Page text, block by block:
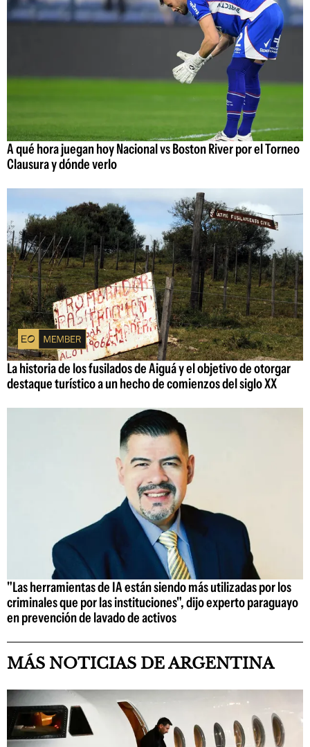
A qué hora juegan hoy Nacional vs Boston River por el Torneo
Clausura y dónde verlo
La historia de los fusilados de Aiguá y el objetivo de otorgar
destaque turístico a un hecho de comienzos del siglo XX
"Las herramientas de IA están siendo más utilizadas por los
criminales que por las instituciones", dijo experto paraguayo
en prevención de lavado de activos
MÁS NOTICIAS DE ARGENTINA